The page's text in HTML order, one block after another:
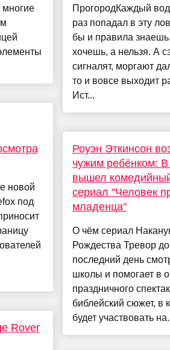
многие
новой
под
Rover
ПрогородКаждый
раз попадал в эту
бы и правила
хочешь, а нельзя. А
сигналят, моргают
то и вовсе выходит
Ист...
Роуэн Эткинсон
чужим ребёнком: В
вышел
сериал "Человек
младенца"
О чём сериал
Рождества Тревор
последний день
школы и помогает в
праздничного
библейский сюжет, в
будет участвовать